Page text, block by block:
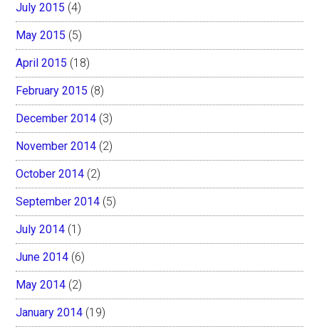
July 2015 (4)
May 2015 (5)
April 2015 (18)
February 2015 (8)
December 2014 (3)
November 2014 (2)
October 2014 (2)
September 2014 (5)
July 2014 (1)
June 2014 (6)
May 2014 (2)
January 2014 (19)